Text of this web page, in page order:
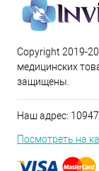
Copyright 2019-
медицинских
защищены.
Наш адрес:
Посмотреть на